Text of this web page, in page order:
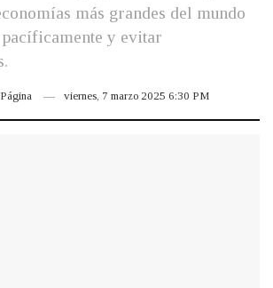
más grandes del mundo
y evitar
viernes, 7 marzo 2025 6:30 PM